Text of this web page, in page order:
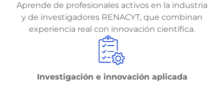
Aprende de profesionales activos en la industria
y de investigadores RENACYT, que combinan
experiencia real con innovación científica.
Investigación e innovación aplicada